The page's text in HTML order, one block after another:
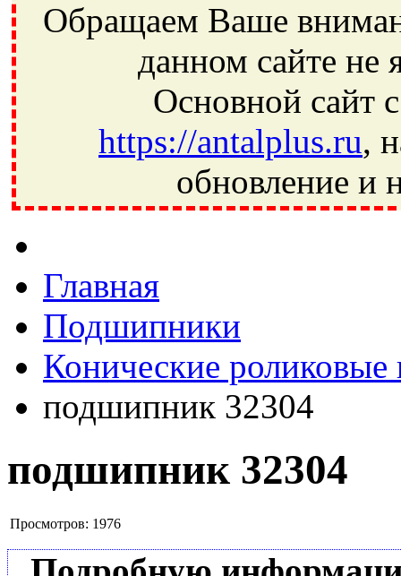
Обращаем Ваше
данном сайте не
Основной сайт
https://antalplus.ru,
обновление и
Ивантеевка, подшипники, пневматика, метизы, техника,
Главная
Подшипники
Конические
подшипник 32304
подшипник 32304
Просмотров: 1976